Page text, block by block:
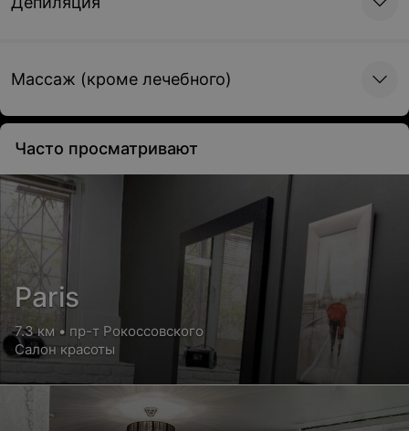
АСИММЕТРИЯ, ЕЖИК, ПЛОЩАДКА с ПКП
Стрижка челки с ПКП
Цена по запросу
Стрижка триммером или шейвером
Цена по запросу
Массаж (кроме лечебного)
Часто просматривают
Paris
7.3 км • пр-т Рокоссовского
Салон красоты